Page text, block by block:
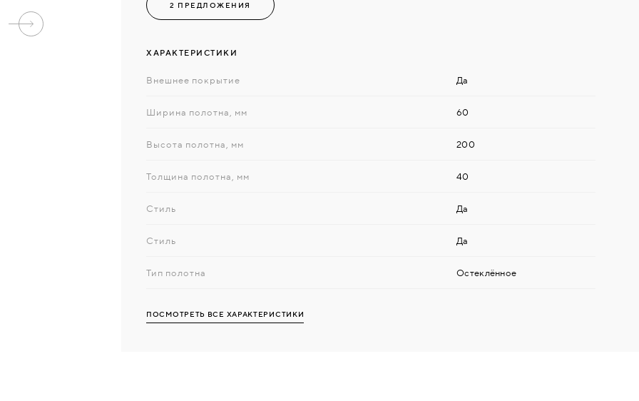
2 ПРЕДЛОЖЕНИЯ
ХАРАКТЕРИСТИКИ
Внешнее покрытие Да
Ширина полотна, мм 60
Высота полотна, мм 200
Толщина полотна, мм 40
Стиль Да
Стиль Да
Тип полотна Остеклённое
ПОСМОТРЕТЬ ВСЕ ХАРАКТЕРИСТИКИ